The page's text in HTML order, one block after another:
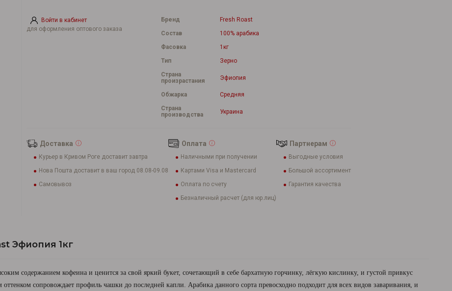
Войти в кабинет
для оформления оптового заказа
Бренд
Fresh Roast
Состав
100% арабика
Фасовка
1кг
Тип
Зерно
Страна
произрастания
Эфиопия
Обжарка
Средняя
Страна
производства
Украина
Доставка
Курьер в Кривом Роге доставит завтра
Нова Пошта доставит в ваш город 08.08-09.08
Самовывоз
Оплата
Наличными при получении
Картами Visa и Mastercard
Оплата по счету
Безналичный расчет (для юр.лиц)
Партнерам
Выгодные условия
Большой ассортимент
Гарантия качества
Эфиопия 1кг
содержанием кофеина и ценится за свой яркий букет, сочетающий в себе бархатную горчинку, лёгкую кислинку, и густой привкус
сопровождает профиль чашки до последней капли. Арабика данного сорта превосходно подходит для всех видов заваривания, и